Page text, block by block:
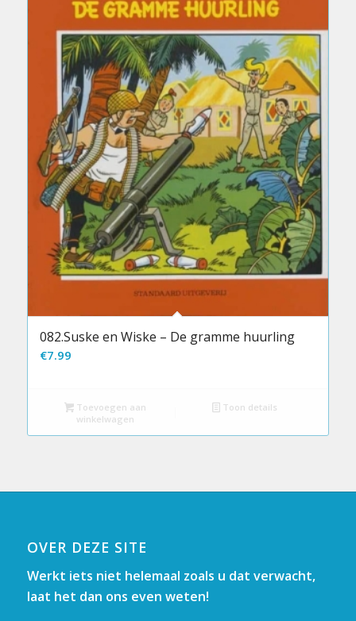
082.Suske en Wiske – De gramme huurling
€7.99
Toevoegen aan
winkelwagen
Toon details
OVER DEZE SITE
Werkt iets niet helemaal zoals u dat verwacht,
laat het dan ons even weten!